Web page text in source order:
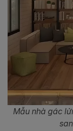
Mẫu nhà gác